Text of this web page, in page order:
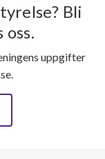
Bli
uppgifter